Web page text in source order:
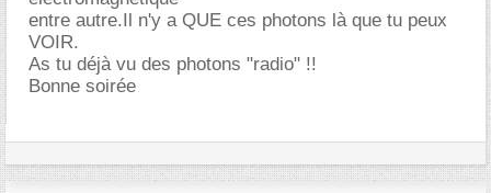
entre autre.Il n'y a QUE ces photons là que tu peux
VOIR.
As tu déjà vu des photons "radio" !!
Bonne soirée